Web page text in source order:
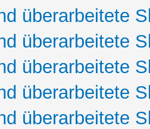
überarbeitete
überarbeitete
überarbeitete
überarbeitete
überarbeitete